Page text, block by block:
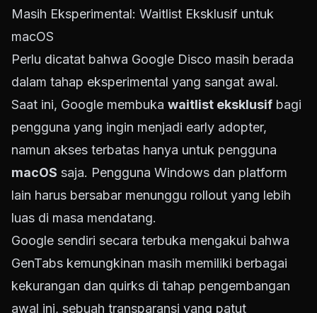
Masih Eksperimental: Waitlist Eksklusif untuk
macOS
Perlu dicatat bahwa Google Disco masih berada
dalam tahap eksperimental yang sangat awal.
Saat ini, Google membuka waitlist eksklusif bagi
pengguna yang ingin menjadi early adopter,
namun akses terbatas hanya untuk pengguna
macOS saja. Pengguna Windows dan platform
lain harus bersabar menunggu rollout yang lebih
luas di masa mendatang.
Google sendiri secara terbuka mengakui bahwa
GenTabs kemungkinan masih memiliki berbagai
kekurangan dan quirks di tahap pengembangan
awal ini, sebuah transparansi yang patut